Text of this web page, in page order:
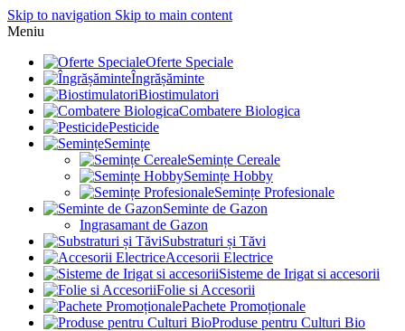
Skip to navigation Skip to main content
Meniu
Oferte Speciale
Îngrășăminte
Biostimulatori
Combatere Biologica
Pesticide
Semințe
Semințe Cereale
Semințe Hobby
Semințe Profesionale
Seminte de Gazon
Ingrasamant de Gazon
Substraturi și Tăvi
Accesorii Electrice
Sisteme de Irigat si accesorii
Folie si Accesorii
Pachete Promoționale
Produse pentru Culturi Bio